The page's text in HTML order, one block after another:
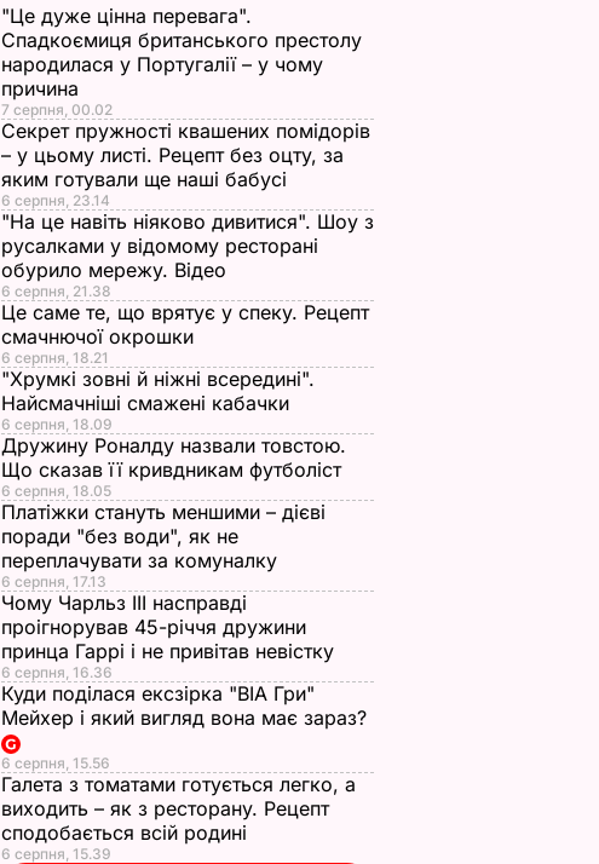
"Це дуже цінна перевага".
Спадкоємиця британського престолу
народилася у Португалії – у чому
причина
7 серпня, 00.02
Секрет пружності квашених помідорів
– у цьому листі. Рецепт без оцту, за
яким готували ще наші бабусі
6 серпня, 23.14
"На це навіть ніяково дивитися". Шоу з
русалками у відомому ресторані
обурило мережу. Відео
6 серпня, 21.38
Це саме те, що врятує у спеку. Рецепт
смачнючої окрошки
6 серпня, 18.21
"Хрумкі зовні й ніжні всередині".
Найсмачніші смажені кабачки
6 серпня, 18.09
Дружину Роналду назвали товстою.
Що сказав її кривдникам футболіст
6 серпня, 18.05
Платіжки стануть меншими – дієві
поради "без води", як не
переплачувати за комуналку
6 серпня, 17.13
Чому Чарльз III насправді
проігнорував 45-річчя дружини
принца Гаррі і не привітав невістку
6 серпня, 16.36
Куди поділася ексзірка "ВІА Гри"
Мейхер і який вигляд вона має зараз?
6 серпня, 15.56
Галета з томатами готується легко, а
виходить – як з ресторану. Рецепт
сподобається всій родині
6 серпня, 15.39